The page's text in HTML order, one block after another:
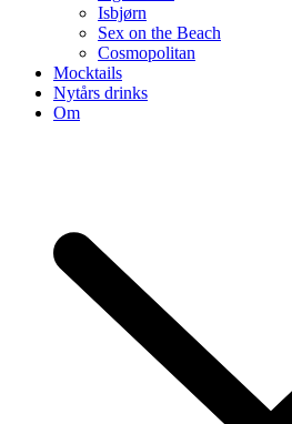
Isbjørn
Sex on the Beach
Cosmopolitan
Mocktails
Nytårs drinks
Om